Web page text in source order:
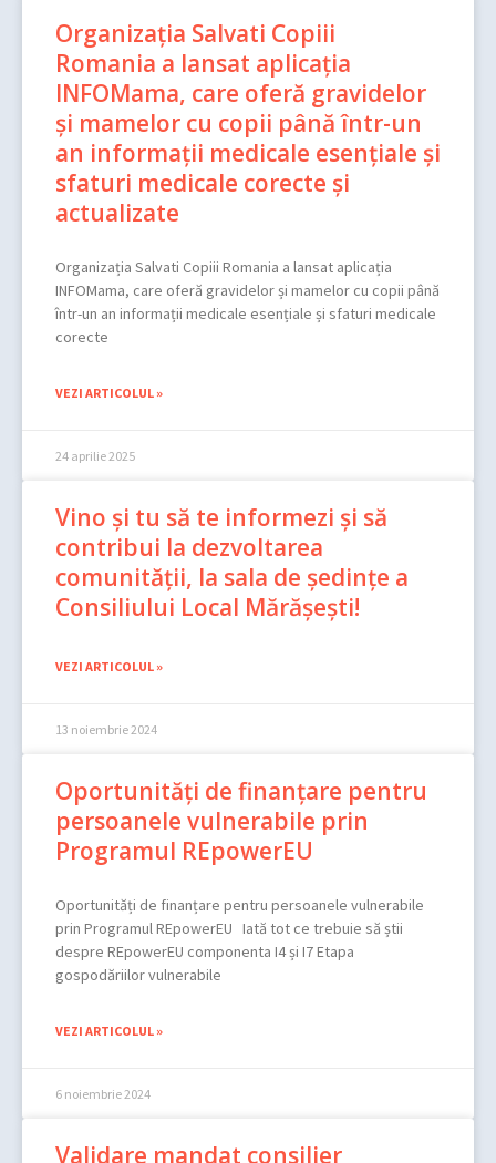
Organizația Salvati Copiii
Romania a lansat aplicația
INFOMama, care oferă gravidelor
și mamelor cu copii până într-un
an informații medicale esențiale și
sfaturi medicale corecte și
actualizate
Organizația Salvati Copiii Romania a lansat aplicația
INFOMama, care oferă gravidelor și mamelor cu copii până
într-un an informații medicale esențiale și sfaturi medicale
corecte
VEZI ARTICOLUL »
24 aprilie 2025
Vino și tu să te informezi și să
contribui la dezvoltarea
comunității, la sala de ședințe a
Consiliului Local Mărășești!
VEZI ARTICOLUL »
13 noiembrie 2024
Oportunități de finanțare pentru
persoanele vulnerabile prin
Programul REpowerEU
Oportunități de finanțare pentru persoanele vulnerabile
prin Programul REpowerEU Iată tot ce trebuie să știi
despre REpowerEU componenta I4 și I7 Etapa
gospodăriilor vulnerabile
VEZI ARTICOLUL »
6 noiembrie 2024
Validare mandat consilier